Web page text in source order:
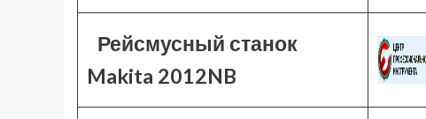
Рейсмусный станок
Makita 2012NB